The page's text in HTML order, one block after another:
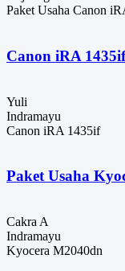
Paket Usaha Canon
Canon iRA
Yuli
Indramayu
Canon iRA 1435if
Paket Usaha
Cakra A
Indramayu
Kyocera M2040dn